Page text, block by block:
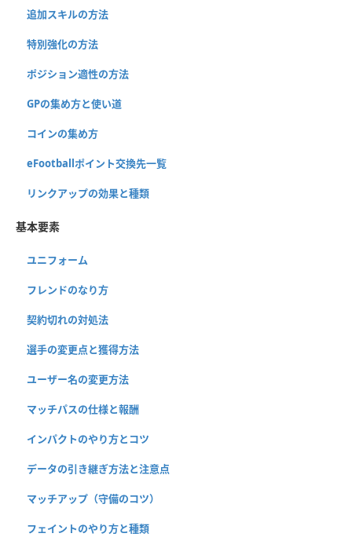
追加スキルの方法
特別強化の方法
ポジション適性の方法
GPの集め方と使い道
コインの集め方
eFootballポイント交換先一覧
リンクアップの効果と種類
基本要素
ユニフォーム
フレンドのなり方
契約切れの対処法
選手の変更点と獲得方法
ユーザー名の変更方法
マッチパスの仕様と報酬
インパクトのやり方とコツ
データの引き継ぎ方法と注意点
マッチアップ（守備のコツ）
フェイントのやり方と種類